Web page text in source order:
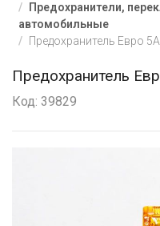
Предохранители,
автомобильные
Предохранитель Евро
Предохранитель
Код: 39829